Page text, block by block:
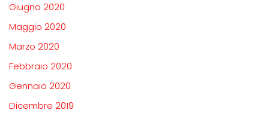
Giugno 2020
Maggio 2020
Marzo 2020
Febbraio 2020
Gennaio 2020
Dicembre 2019